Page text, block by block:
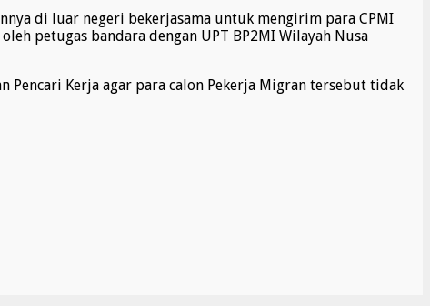
di luar negeri bekerjasama untuk mengirim para CPMI
petugas bandara dengan UPT BP2MI Wilayah Nusa
Pencari Kerja agar para calon Pekerja Migran tersebut tidak